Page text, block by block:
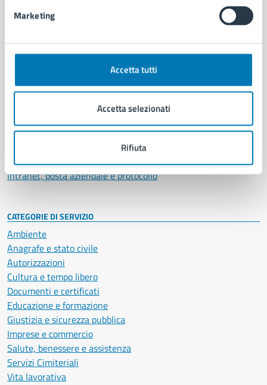
Marketing
Accetta tutti
Accetta selezionati
Rifiuta
Municipalità
Politici
Documenti e dati
Intranet, posta aziendale e protocollo
CATEGORIE DI SERVIZIO
Ambiente
Anagrafe e stato civile
Autorizzazioni
Cultura e tempo libero
Documenti e certificati
Educazione e formazione
Giustizia e sicurezza pubblica
Imprese e commercio
Salute, benessere e assistenza
Servizi Cimiteriali
Vita lavorativa